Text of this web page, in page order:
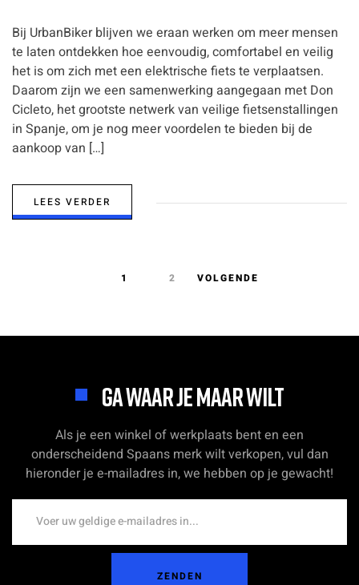
Bij UrbanBiker blijven we eraan werken om meer mensen
te laten ontdekken hoe eenvoudig, comfortabel en veilig
het is om zich met een elektrische fiets te verplaatsen.
Daarom zijn we een samenwerking aangegaan met Don
Cicleto, het grootste netwerk van veilige fietsenstallingen
in Spanje, om je nog meer voordelen te bieden bij de
aankoop van […]
LEES VERDER
1 2 VOLGENDE
GA WAAR JE MAAR WILT
Als je een winkel of werkplaats bent en een
onderscheidend Spaans merk wilt verkopen, vul dan
hieronder je e-mailadres in, we hebben op je gewacht!
ZENDEN